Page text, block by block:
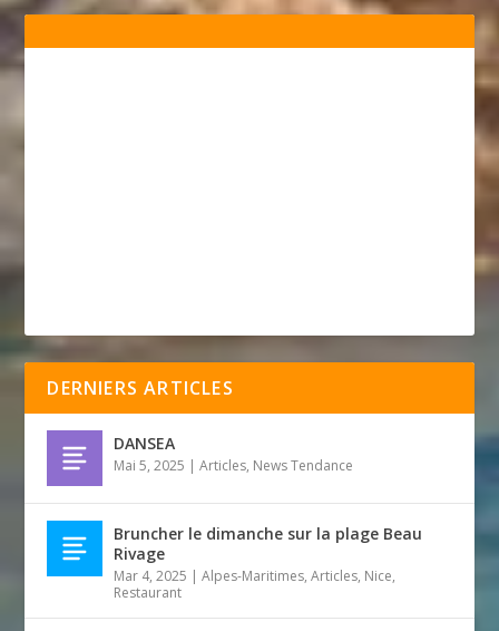
DERNIERS ARTICLES
DANSEA
Mai 5, 2025 |Articles, News Tendance
Bruncher le dimanche sur la plage Beau
Rivage
Mar 4, 2025 |Alpes-Maritimes,Articles, Nice,
Restaurant